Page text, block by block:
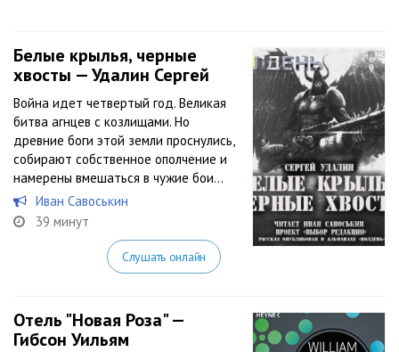
Белые крылья, черные
хвосты — Удалин Сергей
Война идет четвертый год. Великая
битва агнцев с козлищами. Но
древние боги этой земли проснулись,
собирают собственное ополчение и
намерены вмешаться в чужие бои…
Иван Савоськин
39 минут
Слушать онлайн
Отель "Новая Роза" —
Гибсон Уильям